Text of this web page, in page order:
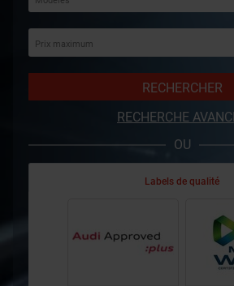
RECHERCHER
RECHERCHE
OU
Labels de qualité